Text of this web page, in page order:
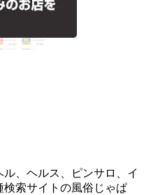
、ヘルス、ピンサロ、イ
検索サイトの風俗じゃぱ